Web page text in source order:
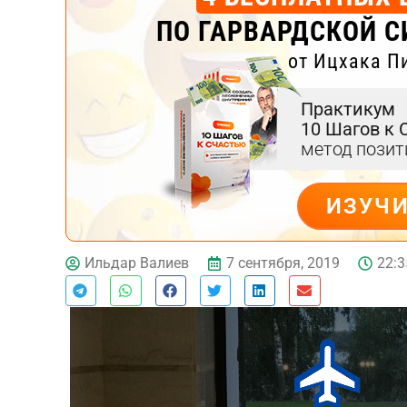
ПО ГАРВАРДСКОЙ
от Ицхака
Практикум
10 Шагов к
метод
ДЕЙСТВУЙ
Ильдар Валиев 7 сентября, 2019
Тест эмоционального
выгорания
Онлайн диагностика синдрома